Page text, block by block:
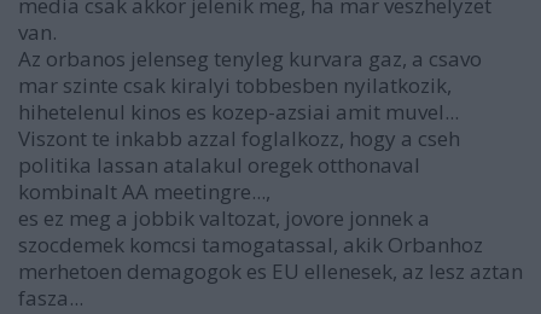
van.
Az orbanos jelenseg tenyleg kurvara gaz, a csavo
mar szinte csak kiralyi tobbesben nyilatkozik,
hihetelenul kinos es kozep-azsiai amit muvel...
Viszont te inkabb azzal foglalkozz, hogy a cseh
politika lassan atalakul oregek otthonaval
kombinalt AA meetingre...,
es ez meg a jobbik valtozat, jovore jonnek a
szocdemek komcsi tamogatassal, akik Orbanhoz
merhetoen demagogok es EU ellenesek, az lesz aztan
fasza...